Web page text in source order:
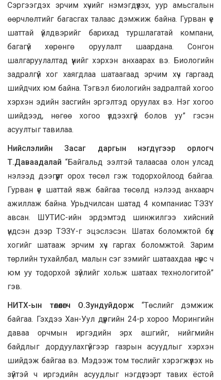
Сэргээгдэх эрчим хүчийг нэмэгдүүлэх, уур амьсгалын
өөрчлөлтийг багасгах талаас дэмжиж байна. Гурван үе
шаттай үйлдвэрийг барихад туршлагатай компани,
багагүй хөрөнгө оруулалт шаардана. Сонгон
шалгаруулалтад үүнийг хэрхэн анхаарах вэ. Биологийн
задралгүй хог хаягдлаа шатаагаад эрчим хүч гаргаад
шийдчих юм байна. Тэгвэл биологийн задралтай хогоо
хэрхэн эдийн засгийн эргэлтэд оруулах вэ. Нэг хогоо
шийдээд, нөгөө хогоо үлдээхгүй болов уу” гэсэн
асуултыг тавилаа.
Нийслэлийн Засаг даргын нэгдүгээр орлогч
Т.Даваадалай “Байгальд ээлтэй талаасаа олон улсад
нэлээд дээгүүрт орох төсөл гэж тодорхойлоод байгаа.
Гурван үе шаттай явж байгаа төсөлд нэлээд анхаарч
ажиллаж байна. Урьдчилсан шатад 4 компаниас ТЭЗҮ
авсан. ШУТИС-ийн эрдэмтэд шинжилгээ хийсний
үндсэн дээр ТЭЗҮ-г эцэслэсэн. Шатах боломжтой бүх
хогийг шатааж эрчим хүч гаргах боломжтой. Зарим
төрлийн тухайлбал, малын сэг зэмийг шатаахдаа нүүрс ч
юм уу тодорхой зүйлийг хольж шатаах технологитой”
гэв.
НИТХ-ын төлөөлөгч О.Зундуйдорж “Төслийг дэмжиж
байгаа. Гэхдээ Хан-Уул дүүргийн 24-р хороо Морингийн
даваа орчмын иргэдийн эрх ашгийг, нийгмийн
байдлыг дордуулахгүйгээр газрын асуудлыг хэрхэн
шийдэж байгаа вэ. Мэдээж том төслийг хэрэгжүүлэх нь
зүйтэй ч иргэдийн асуудлыг нэгдүгээрт тавих ёстой